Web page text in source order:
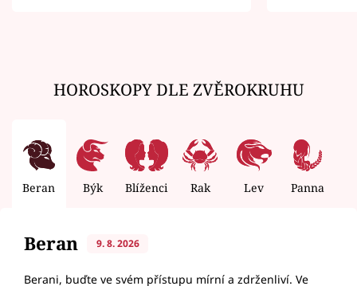
HOROSKOPY DLE ZVĚROKRUHU
Beran Býk Blíženci Rak Lev Panna
Beran 9. 8. 2026
Berani, buďte ve svém přístupu mírní a zdrženliví. Ve